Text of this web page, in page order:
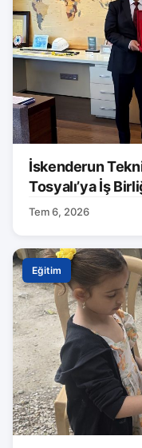
İskenderun
Tosyalı’ya İş
Tem 6, 2026
Eğitim